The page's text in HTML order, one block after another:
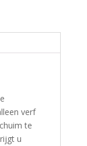
verf
te
u